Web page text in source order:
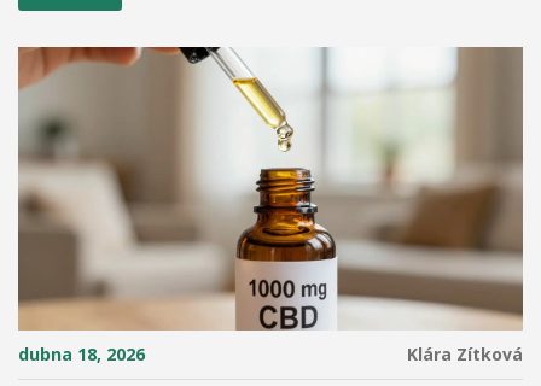
dubna 18, 2026 Klára Zítková